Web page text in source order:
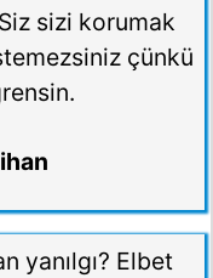
sizi korumak
çünkü
yanılgı? Elbet